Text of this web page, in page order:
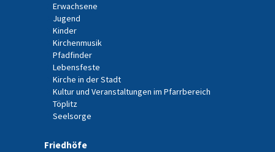
Erwachsene
Jugend
Kinder
Kirchenmusik
Pfadfinder
Lebensfeste
Kirche in der Stadt
Kultur und Veranstaltungen im Pfarrbereich
Töplitz
Seelsorge
Friedhöfe